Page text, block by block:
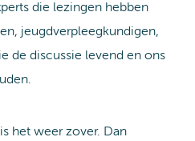
die lezingen hebben
jeugdverpleegkundigen,
de discussie levend en ons
is het weer zover. Dan